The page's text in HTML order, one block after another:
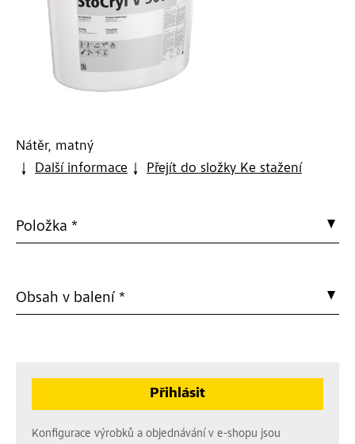
Nátěr, matný
Další informace
Přejít do složky Ke stažení
Položka *
Obsah v balení *
Přihlásit
Konfigurace výrobků a objednávání v e-shopu jsou